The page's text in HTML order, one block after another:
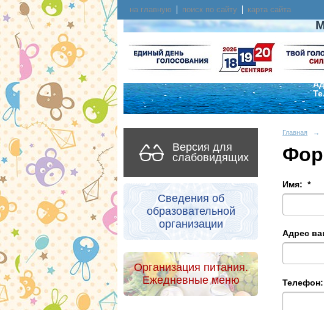
на главную поиск по сайту карта сайта
Версия для
слабовидящих
Сведения об
образовательной
организации
Организация питания.
Ежедневные меню
Главная →
Имя: *
Адрес
Телефон: